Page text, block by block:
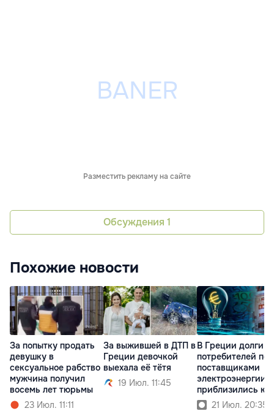
Разместить рекламу на сайте
Обсуждения 1
Похожие новости
За попытку продать
девушку в
сексуальное рабство
мужчина получил
восемь лет тюрьмы
23 Июл. 11:11
За выжившей в ДТП в
Греции девочкой
выехала её тётя
19 Июл. 11:45
В Греции долги
потребителей
поставщиками
электроэнергии
приблизились к
млрд21 Июл. 20:35